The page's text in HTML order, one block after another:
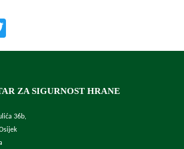
ZA SIGURNOST HRANE
36b,